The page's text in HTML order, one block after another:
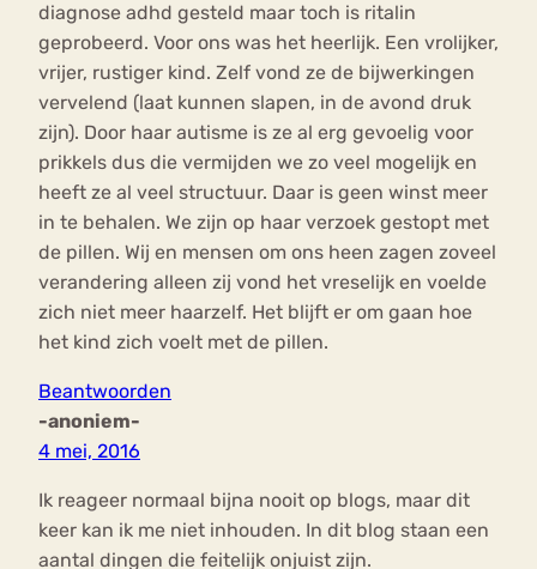
diagnose adhd gesteld maar toch is ritalin
geprobeerd. Voor ons was het heerlijk. Een vrolijker,
vrijer, rustiger kind. Zelf vond ze de bijwerkingen
vervelend (laat kunnen slapen, in de avond druk
zijn). Door haar autisme is ze al erg gevoelig voor
prikkels dus die vermijden we zo veel mogelijk en
heeft ze al veel structuur. Daar is geen winst meer
in te behalen. We zijn op haar verzoek gestopt met
de pillen. Wij en mensen om ons heen zagen zoveel
verandering alleen zij vond het vreselijk en voelde
zich niet meer haarzelf. Het blijft er om gaan hoe
het kind zich voelt met de pillen.
Beantwoorden
-anoniem-
4 mei, 2016
Ik reageer normaal bijna nooit op blogs, maar dit
keer kan ik me niet inhouden. In dit blog staan een
aantal dingen die feitelijk onjuist zijn.